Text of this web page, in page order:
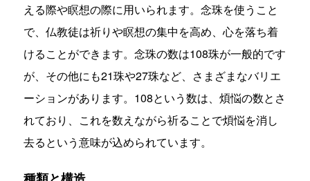
える際や瞑想の際に用いられます。念珠を使うこと
で、仏教徒は祈りや瞑想の集中を高め、心を落ち着
けることができます。念珠の数は108珠が一般的です
が、その他にも21珠や27珠など、さまざまなバリエ
ーションがあります。108という数は、煩悩の数とさ
れており、これを数えながら祈ることで煩悩を消し
去るという意味が込められています。